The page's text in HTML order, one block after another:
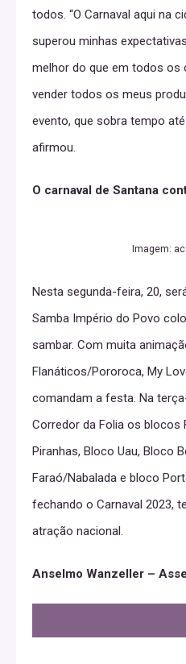
todos. “O Carnaval aqui na
superou minhas
melhor do que em todos os
vender todos os meus
evento, que sobra tempo
afirmou.
O carnaval de Santana
Imagem:
Nesta segunda-feira, 20,
Samba Império do Povo
sambar. Com muita
Flanáticos/Pororoca, My
comandam a festa. Na
Corredor da Folia os blocos
Piranhas, Bloco Uau, Bloco
Faraó/Nabalada e bloco
fechando o Carnaval 2023,
atração nacional.
Anselmo Wanzeller –